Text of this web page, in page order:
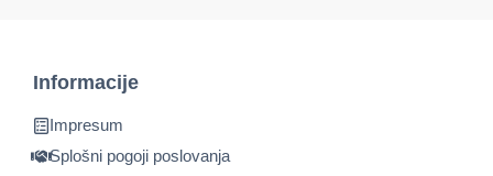
Informacije
Impresum
Splošni pogoji poslovanja